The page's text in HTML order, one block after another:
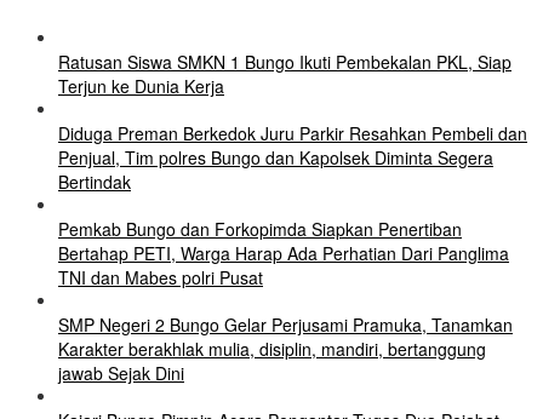
Ratusan Siswa SMKN 1 Bungo Ikuti Pembekalan PKL, Siap
Terjun ke Dunia Kerja
Diduga Preman Berkedok Juru Parkir Resahkan Pembeli dan
Penjual, Tim polres Bungo dan Kapolsek Diminta Segera
Bertindak
Pemkab Bungo dan Forkopimda Siapkan Penertiban
Bertahap PETI, Warga Harap Ada Perhatian Dari Panglima
TNI dan Mabes polri Pusat
SMP Negeri 2 Bungo Gelar Perjusami Pramuka, Tanamkan
Karakter berakhlak mulia, disiplin, mandiri, bertanggung
jawab Sejak Dini